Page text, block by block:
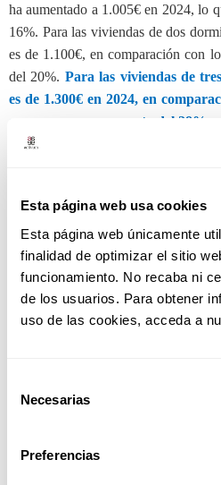
Esta página web usa cookies
Esta página web únicamente
finalidad de optimizar el sitio
funcionamiento. No recaba ni
de los usuarios. Para obtener
uso de las cookies, acceda a
Necesarias
Preferencias
ha aumentado a 1.005€ en 2024, lo
16%. Para las viviendas de dos
es de 1.100€, en comparación con
del 20%. Para las viviendas de
es de 1.300€ en 2024, en
que supone un aumento del 28%.
En Cataluña, por el contrario, se
precio medio de 935€ en 2024,
dormitorios, el precio medio en
con los 1.465€ en 2022, una
de tres dormitorios, el precio
comparación con los 1.661€ en
Actores actuales en el mercado de
Actualmente, el mercado de
experimentando una fase de